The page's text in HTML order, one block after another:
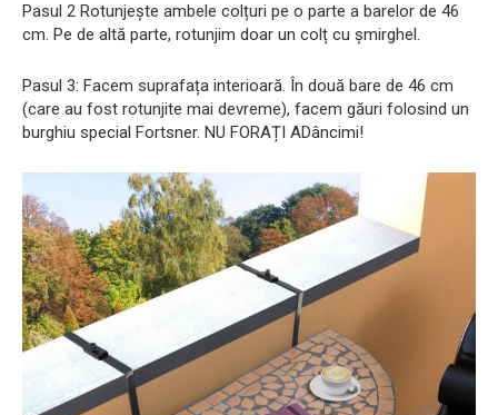
Pasul 2 Rotunjește ambele colțuri pe o parte a barelor de 46
cm. Pe de altă parte, rotunjim doar un colț cu șmirghel.
Pasul 3: Facem suprafața interioară. În două bare de 46 cm
(care au fost rotunjite mai devreme), facem găuri folosind un
burghiu special Fortsner. NU FORAȚI ADâncimi!